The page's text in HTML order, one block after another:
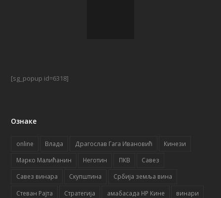
[sg_popup id=6318]
Ознаке
online Влада Драгослав Гага Ивановић
Кинези
Марко Малићанин
Неготин ПКВ
Савез
Савез винара
Скупштина
Србија земља вина
Стеван Рајта
Стратегија амабасада НР Кине
винари